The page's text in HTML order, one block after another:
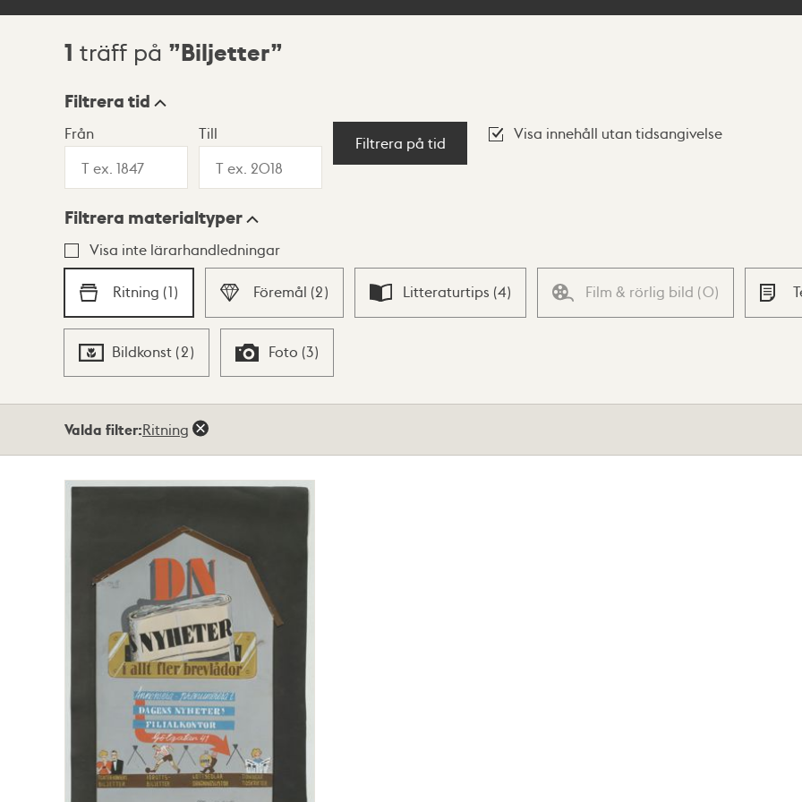
Sökresultat
1 träff på Biljetter
Visningsläge
Lista Karta
Filtrera tid
Från Till
Filtrera på tid
Visa innehåll utan tidsangivelse
Filtrera materialtyper
Visa inte lärarhandledningar
Ritning (1) Föremål (2) Litteraturtips (4) Film & rörlig bild (0)
Bildkonst (2) Foto (3)
Valda filter:Ritning